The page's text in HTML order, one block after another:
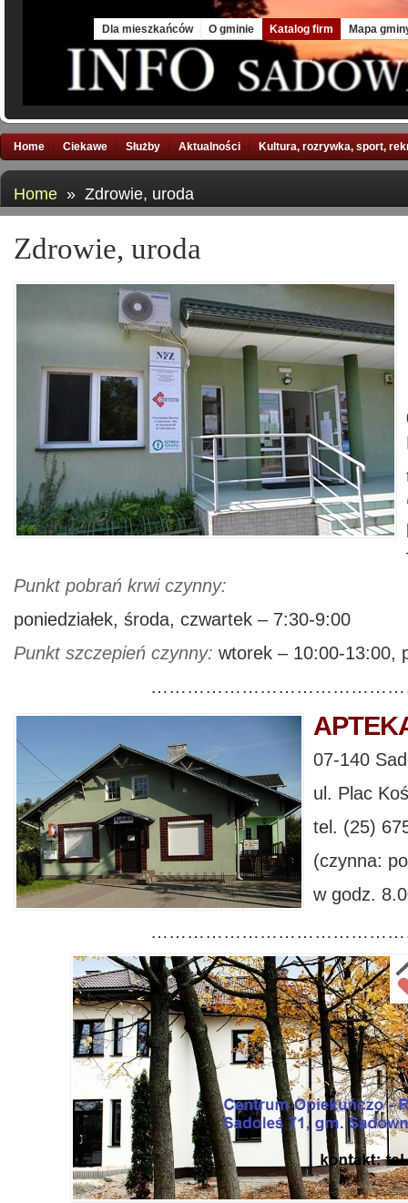
Dla mieszkańców O gminie Katalog firm Mapa
Home Ciekawe Służby Aktualności Kultura, rozrywka, sport,
Home » Zdrowie, uroda
Zdrowie, uroda
Punkt pobrań krwi czynny:
poniedziałek, środa, czwartek – 7:30-9:00
Punkt szczepień czynny: wtorek – 10:00-13:00,
07-140
ul. Plac
tel. (25)
(czynna:
w godz.